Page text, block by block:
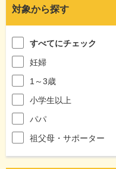
対象から探す
すべてにチェック
妊婦
1～3歳
小学生以上
パパ
祖父母・サポーター